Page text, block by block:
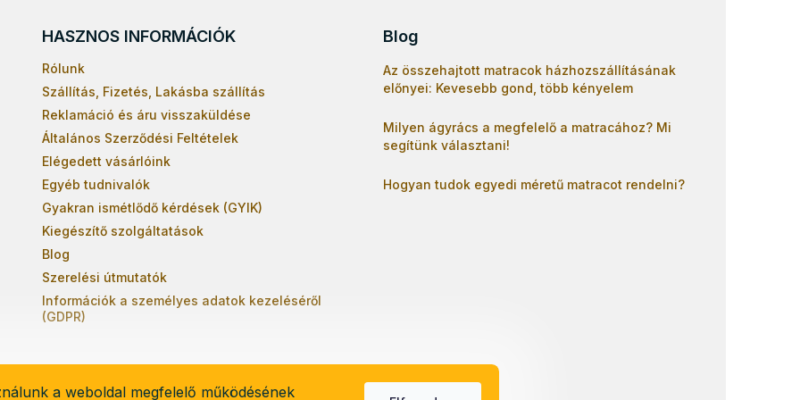
a weboldal megfelelő működésének
HASZNOS INFORMÁCIÓK
Rólunk
Szállítás, Fizetés, Lakásba szállítás
Reklamáció és áru visszaküldése
Általános Szerződési Feltételek
Elégedett vásárlóink
Egyéb tudnivalók
Gyakran ismétlődő kérdések (GYIK)
Kiegészítő szolgáltatások
Blog
Szerelési útmutatók
Információk a személyes adatok kezeléséről
(GDPR)
Blog
Az összehajtott matracok házhozszállításának
előnyei: Kevesebb gond, több kényelem
Milyen ágyrács a megfelelő a matracához? Mi
segítünk választani!
Hogyan tudok egyedi méretű matracot rendelni?